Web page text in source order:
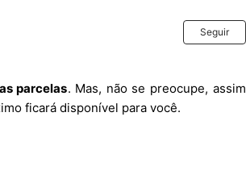
Seguir
parcelas. Mas, não se preocupe, assim
ficará disponível para você.